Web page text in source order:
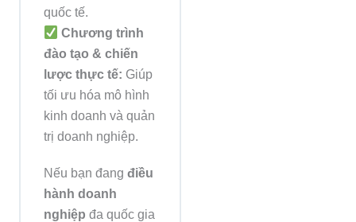
quốc tế.
Chương trình
đào tạo & chiến
lược thực tế: Giúp
tối ưu hóa mô hình
kinh doanh và quản
trị doanh nghiệp.
Nếu bạn đangđiều
hành doanh
nghiệp đa quốc gia